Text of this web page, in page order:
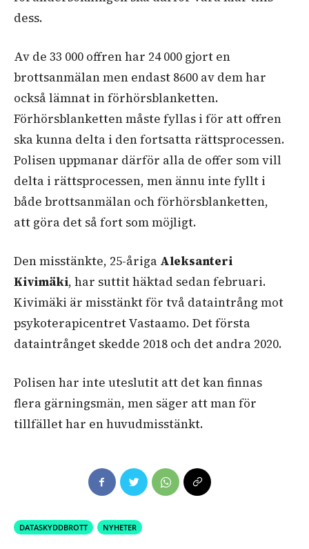
dess.
Av de 33 000 offren har 24 000 gjort en
brottsanmälan men endast 8600 av dem har
också lämnat in förhörsblanketten.
Förhörsblanketten måste fyllas i för att offren
ska kunna delta i den fortsatta rättsprocessen.
Polisen uppmanar därför alla de offer som vill
delta i rättsprocessen, men ännu inte fyllt i
både brottsanmälan och förhörsblanketten,
att göra det så fort som möjligt.
Den misstänkte, 25-åriga Aleksanteri
Kivimäki, har suttit häktad sedan februari.
Kivimäki är misstänkt för två dataintrång mot
psykoterapicentret Vastaamo. Det första
dataintrånget skedde 2018 och det andra 2020.
Polisen har inte uteslutit att det kan finnas
flera gärningsmän, men säger att man för
tillfället har en huvudmisstänkt.
DATASKYDDBROTT NYHETER